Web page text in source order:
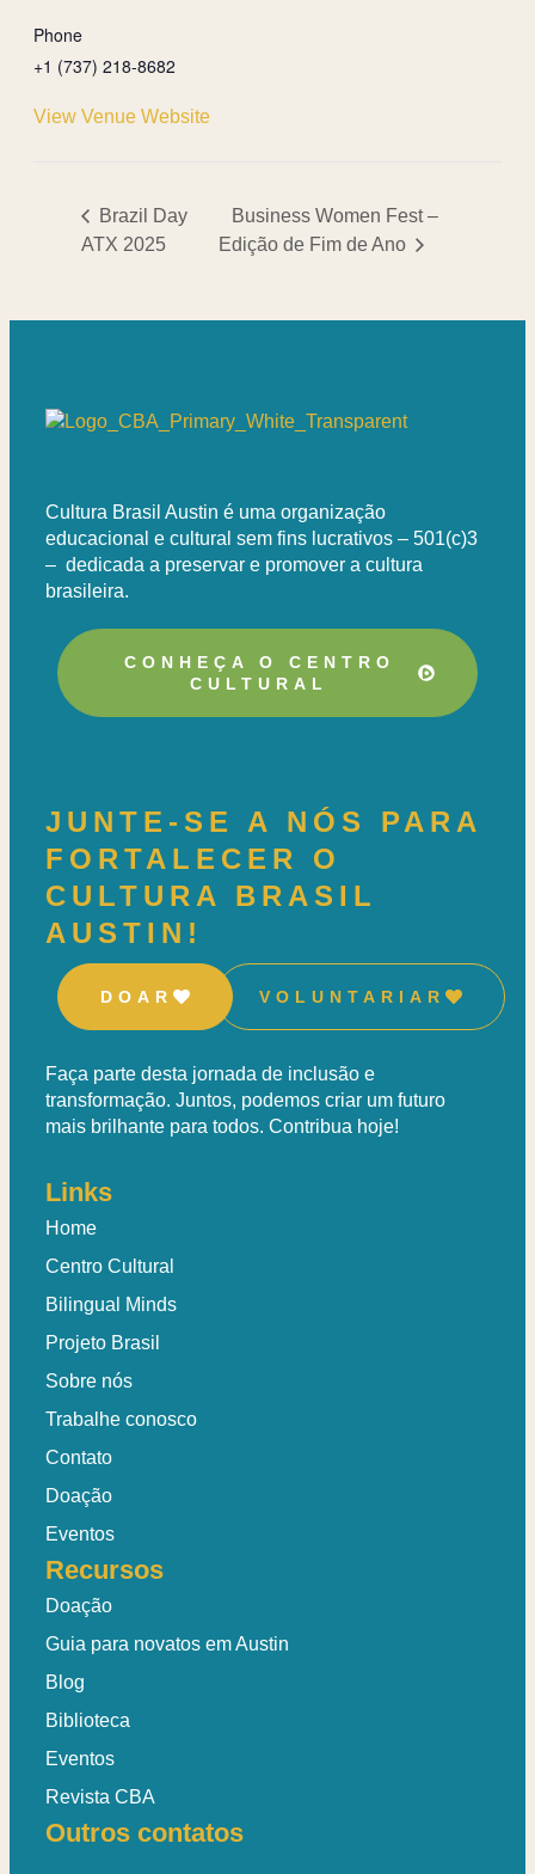
Phone
+1 (737) 218-8682
View Venue Website
Brazil Day
ATX 2025
Business Women Fest –
Edição de Fim de Ano
Cultura Brasil Austin é uma organização
educacional e cultural sem fins lucrativos – 501(c)3
– dedicada a preservar e promover a cultura
brasileira.
CONHEÇA O CENTRO
CULTURAL
JUNTE-SE A NÓS PARA
FORTALECER O
CULTURA BRASIL
AUSTIN!
DOAR VOLUNTARIAR
Faça parte desta jornada de inclusão e
transformação. Juntos, podemos criar um futuro
mais brilhante para todos. Contribua hoje!
Links
Home
Centro Cultural
Bilingual Minds
Projeto Brasil
Sobre nós
Trabalhe conosco
Contato
Doação
Eventos
Recursos
Doação
Guia para novatos em Austin
Blog
Biblioteca
Eventos
Revista CBA
Outros contatos